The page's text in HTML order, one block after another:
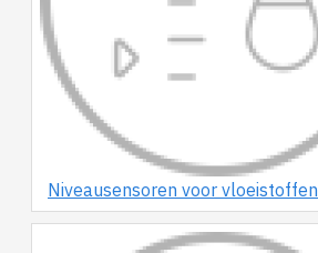
Niveausensoren voor vloeistoffen